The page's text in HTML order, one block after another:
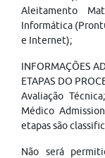
Aleitamento
Informática
e Internet);
INFORMAÇÕES
ETAPAS DO
Avaliação
Médico
etapas são
Não será